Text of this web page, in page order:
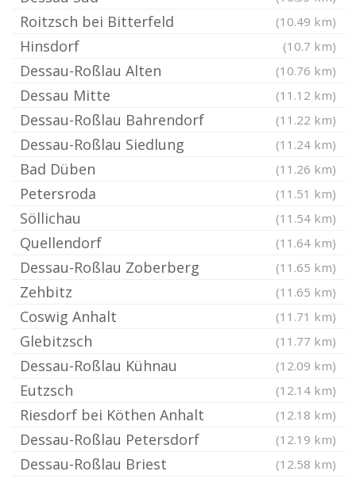
Roitzsch bei Bitterfeld (10.49 km)
Hinsdorf (10.7 km)
Dessau-Roßlau Alten (10.76 km)
Dessau Mitte (11.12 km)
Dessau-Roßlau Bahrendorf (11.22 km)
Dessau-Roßlau Siedlung (11.24 km)
Bad Düben (11.26 km)
Petersroda (11.51 km)
Söllichau (11.54 km)
Quellendorf (11.64 km)
Dessau-Roßlau Zoberberg (11.65 km)
Zehbitz (11.65 km)
Coswig Anhalt (11.71 km)
Glebitzsch (11.77 km)
Dessau-Roßlau Kühnau (12.09 km)
Eutzsch (12.14 km)
Riesdorf bei Köthen Anhalt (12.18 km)
Dessau-Roßlau Petersdorf (12.19 km)
Dessau-Roßlau Briest (12.58 km)